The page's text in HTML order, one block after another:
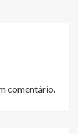
comentário.